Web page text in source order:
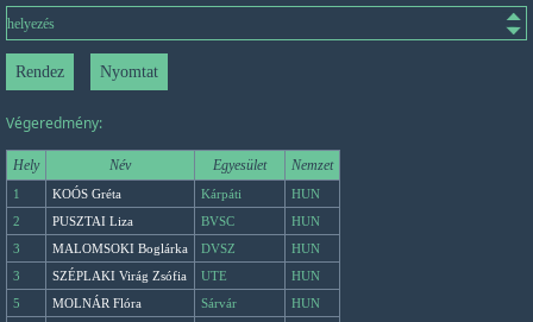
Végeredmény:
Hely Név Egyesület Nemzet
1 KOÓS Gréta Kárpáti
HUN
2
PUSZTAI Liza BVSC
HUN
3
MALOMSOKI Boglárka DVSZ
HUN
3
SZÉPLAKI Virág Zsófia UTE
HUN
5
MOLNÁR Flóra Sárvár
HUN